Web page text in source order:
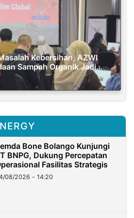
Kebersihan, AZWI
Sampah Organik Jadi
Bone Bolango Kunjungi
BNPG, Dukung Percepatan
Fasilitas Strategis
08/2026 - 14:20